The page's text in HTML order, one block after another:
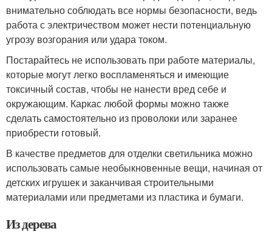
внимательно соблюдать все нормы безопасности, ведь
работа с электричеством может нести потенциальную
угрозу возгорания или удара током.
Постарайтесь не использовать при работе материалы,
которые могут легко воспламеняться и имеющие
токсичный состав, чтобы не нанести вред себе и
окружающим. Каркас любой формы можно также
сделать самостоятельно из проволоки или заранее
приобрести готовый.
В качестве предметов для отделки светильника можно
использовать самые необыкновенные вещи, начиная от
детских игрушек и заканчивая строительными
материалами или предметами из пластика и бумаги.
Из дерева